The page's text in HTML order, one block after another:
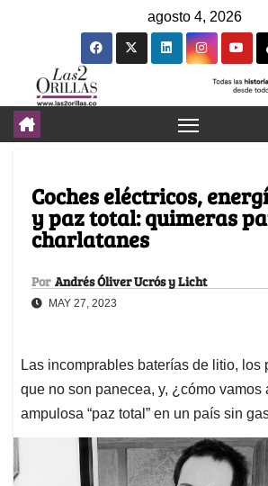
agosto 4, 2026
Coches eléctricos,
y paz total: quimeras
charlatanes
Por Andrés Óliver Ucrós y Licht
MAY 27, 2023
Las incomprables baterías de litio, los
que no son panecea, y, ¿cómo vamos
ampulosa “paz total” en un país sin